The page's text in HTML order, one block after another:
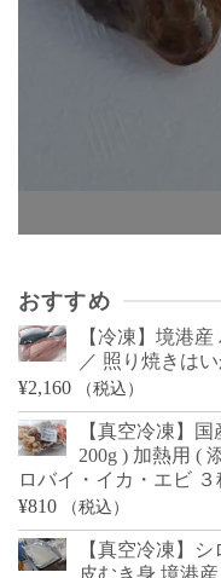
おすすめ
【冷凍】境港
／ 照り焼きは
¥2,160 （税込）
【真空冷凍】
200g ) 加熱用 (
ロバイ・イカ・エビ ３
¥810 （税込）
【真空冷凍】
皮むき身 境港産